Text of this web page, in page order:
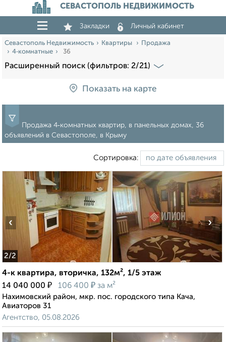
СЕВАСТОПОЛЬ НЕДВИЖИМОСТЬ
Закладки Личный кабинет
Севастополь Недвижимость Квартиры
Продажа
4‑комнатные
36
Расширенный поиск (фильтров: 2/21)
Показать на карте
Продажа 4‑комнатных квартир, в панельных домах, 36
объявлений в Севастополе, в Крыму
Сортировка:
2/2
‹ ›
4-к квартира, вторичка, 132м², 1/5 этаж
14 040 000 ₽ 106 400 ₽ за м²
Нахимовский район, мкр. пос. городского типа Кача,
Авиаторов 31
Агентство, 05.08.2026